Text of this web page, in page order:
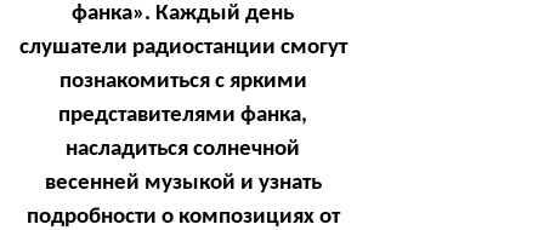
фанка». Каждый день
слушатели радиостанции смогут
познакомиться с яркими
представителями фанка,
насладиться солнечной
весенней музыкой и узнать
подробности о композициях от